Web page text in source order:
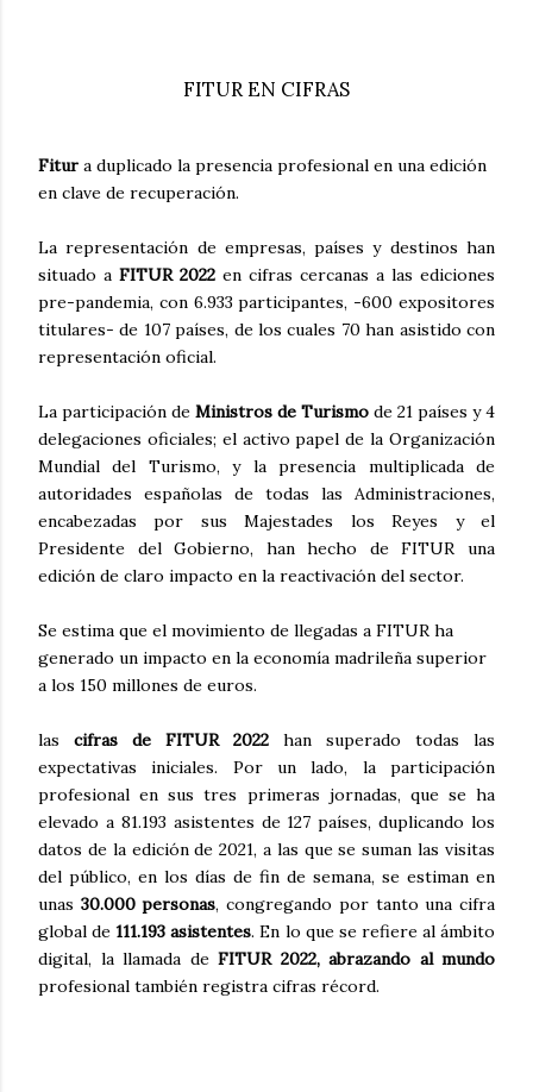
FITUR EN CIFRAS
Fitur a duplicado la presencia profesional en una edición
en clave de recuperación.
La representación de empresas, países y destinos han
situado a FITUR 2022 en cifras cercanas a las ediciones
pre-pandemia, con 6.933 participantes, -600 expositores
titulares- de 107 países, de los cuales 70 han asistido con
representación oficial.
La participación de Ministros de Turismo de 21 países y 4
delegaciones oficiales; el activo papel de la Organización
Mundial del Turismo, y la presencia multiplicada de
autoridades españolas de todas las Administraciones,
encabezadas por sus Majestades los Reyes y el
Presidente del Gobierno, han hecho de FITUR una
edición de claro impacto en la reactivación del sector.
Se estima que el movimiento de llegadas a FITUR ha
generado un impacto en la economía madrileña superior
a los 150 millones de euros.
las cifras de FITUR 2022 han superado todas las
expectativas iniciales. Por un lado, la participación
profesional en sus tres primeras jornadas, que se ha
elevado a 81.193 asistentes de 127 países, duplicando los
datos de la edición de 2021, a las que se suman las visitas
del público, en los días de fin de semana, se estiman en
unas 30.000 personas, congregando por tanto una cifra
global de111.193 asistentes. En lo que se refiere al ámbito
digital, la llamada de FITUR 2022, abrazando al mundo
profesional también registra cifras récord.